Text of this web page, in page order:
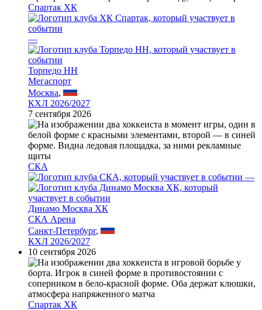
Спартак ХК
—
Торпедо НН
Мегаспорт
Москва,
КХЛ 2026/2027
7 сентября 2026
СКА
—
Динамо Москва ХК
СКА Арена
Санкт-Петербург,
КХЛ 2026/2027
10 сентября 2026
Спартак ХК